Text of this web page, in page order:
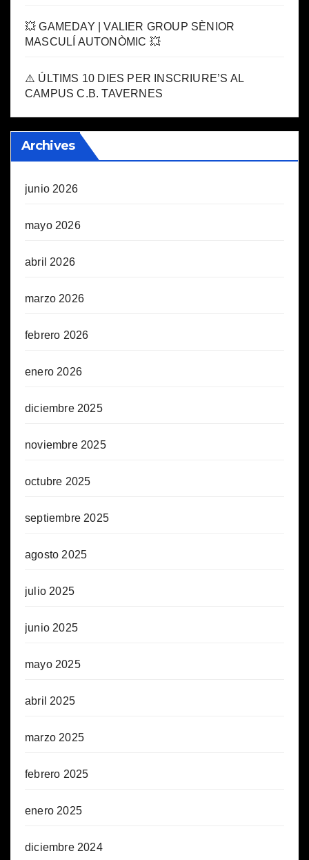
💥 GAMEDAY | VALIER GROUP SÈNIOR
MASCULÍ AUTONÒMIC 💥
⚠️ ÚLTIMS 10 DIES PER INSCRIURE’S AL
CAMPUS C.B. TAVERNES
Archives
junio 2026
mayo 2026
abril 2026
marzo 2026
febrero 2026
enero 2026
diciembre 2025
noviembre 2025
octubre 2025
septiembre 2025
agosto 2025
julio 2025
junio 2025
mayo 2025
abril 2025
marzo 2025
febrero 2025
enero 2025
diciembre 2024